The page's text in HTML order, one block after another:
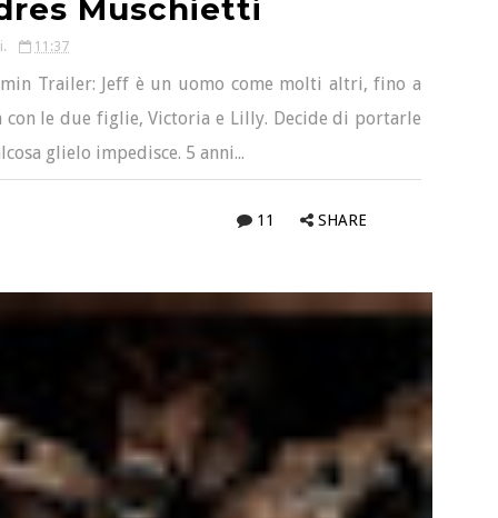
Muschietti
11:37
Trailer: Jeff è un uomo come molti altri, fino a
le due figlie, Victoria e Lilly. Decide di portarle
glielo impedisce. 5 anni...
11 SHARE